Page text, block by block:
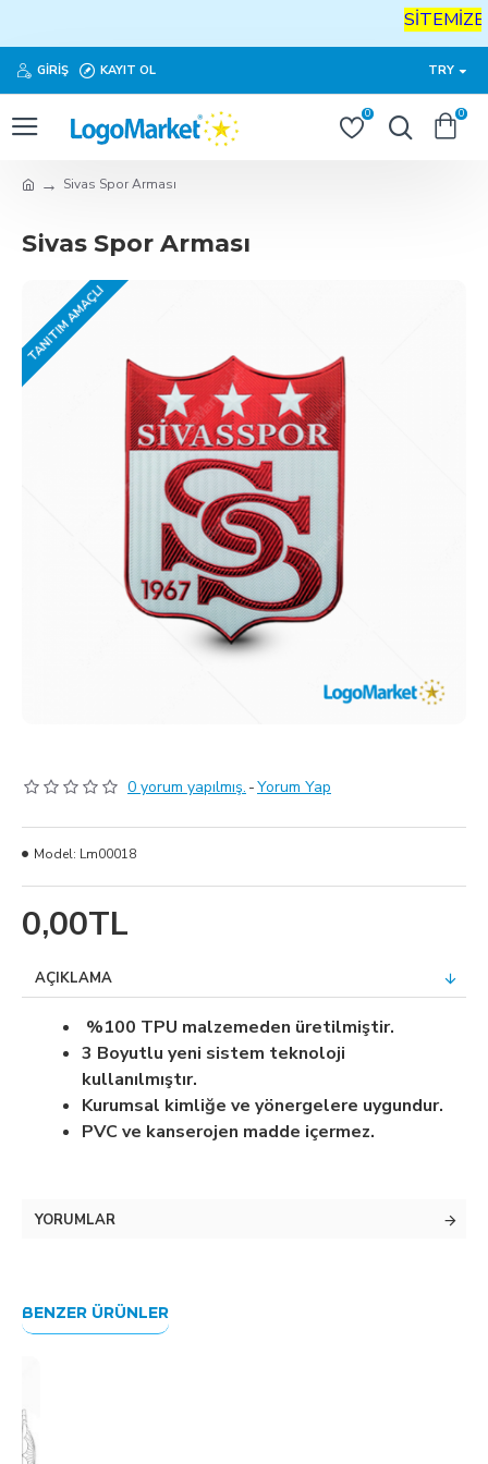
SİTEMİZE
GIRIŞ KAYIT OL TRY
0 0
Sivas Spor Arması
Sivas Spor Arması
TANITIM AMAÇLI
0 yorum yapılmış. -Yorum Yap
0,00TL
Model: Lm00018
AÇIKLAMA
%100 TPU malzemeden üretilmiştir.
3 Boyutlu yeni sistem teknoloji
kullanılmıştır.
Kurumsal kimliğe ve yönergelere uygundur.
PVC ve kanserojen madde içermez.
YORUMLAR
BENZER ÜRÜNLER